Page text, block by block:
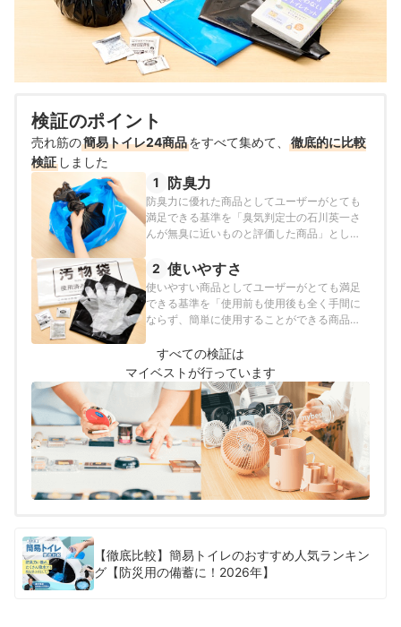
検証のポイント
売れ筋の簡易トイレ24商品をすべて集めて、
徹底的に比較
検証 しました
1
防臭力
防臭力に優れた商品としてユーザーがとても
満足できる基準を「臭気判定士の石川英一さ
んが無臭に近いものと評価した商品」とし、
2 使いやすさ
使いやすい商品としてユーザーがとても満足
できる基準を「使用前も使用後も全く手間に
ならず、簡単に使用することができる商品」
た。
すべての検証は
マイベストが行っています
【徹底比較】簡易トイレのおすすめ人気ランキン
グ【防災用の備蓄に！2026年】